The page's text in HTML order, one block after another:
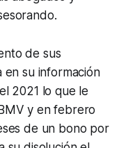
de sus
en su información
2021 lo que le
y en febrero
de un bono por